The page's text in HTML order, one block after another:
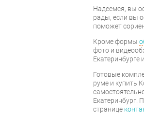
Надеемся, вы
рады, если вы
поможет
Кроме формы
фото и
Екатеринбурге
Готовые
руме и купить
Екатеринбург.
странице